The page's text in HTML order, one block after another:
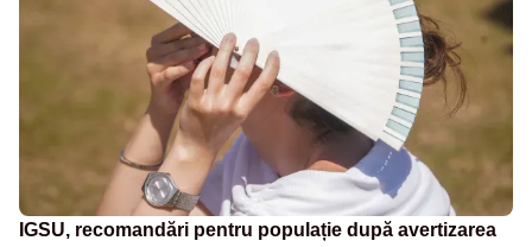
IGSU, recomandări pentru populație după avertizarea